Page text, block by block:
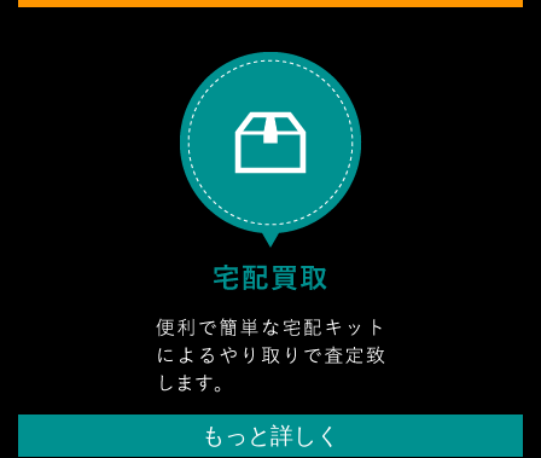
もっと詳しく